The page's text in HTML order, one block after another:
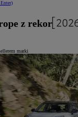
z rekordem
marki